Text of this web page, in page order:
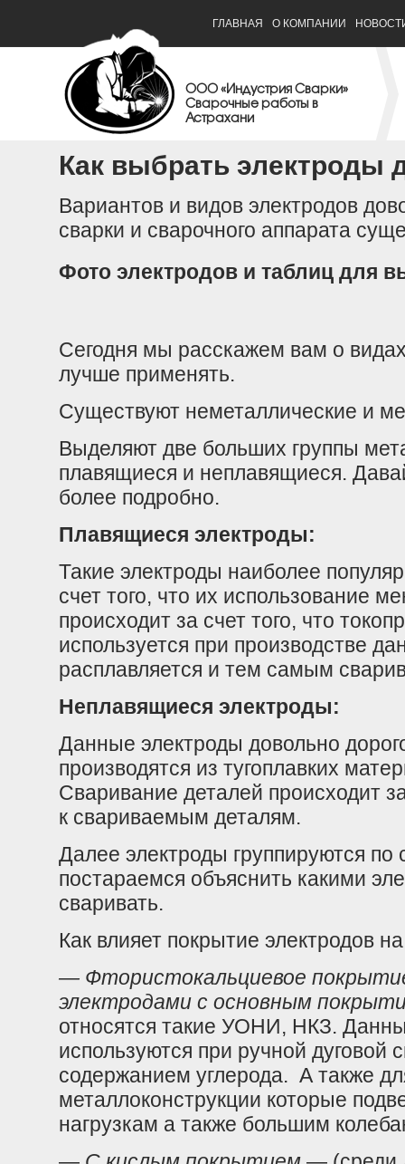
ГЛАВНАЯ О КОМПАНИИ
ООО «Индустрия Сварки»
Сварочные работы в
Астрахани
Как выбрать электроды
Вариантов и видов электродов
сварки и сварочного аппарата
Фото электродов и таблиц для
Сегодня мы расскажем вам о видах
лучше применять.
Существуют неметаллические и
Выделяют две больших группы
плавящиеся и неплавящиеся.
более подробно.
Плавящиеся электроды:
Такие электроды наиболее
счет того, что их использование
происходит за счет того, что
используется при производстве
расплавляется и тем самым
Неплавящиеся электроды:
Данные электроды довольно
производятся из тугоплавких
Сваривание деталей происходит
к свариваемым деталям.
Далее электроды группируются
постараемся объяснить какими
сваривать.
Как влияет покрытие электродов
— Фтористокальциевое
электродами с основным
относятся такие УОНИ, НКЗ.
используются при ручной
содержанием углерода. А также
металлоконструкции которые
нагрузкам а также большим